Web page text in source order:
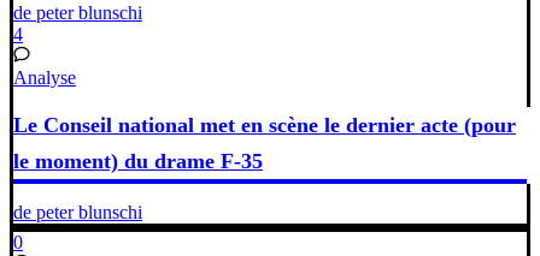
de peter blunschi
4
Analyse
Le Conseil national met en scène le dernier acte (pour
le moment) du drame F-35
de peter blunschi
0